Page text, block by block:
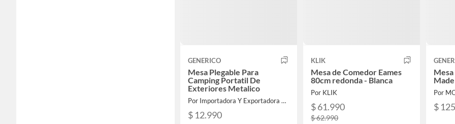
GENERICO
Mesa Plegable Para
Camping Portatil De
Exteriores Metalico
Por Importadora Y Exportadora Osmao Limitada
$ 12.990
KLIK
Mesa de Comedor Eames
80cm redonda - Blanca
Por KLIK
$ 61.990
$ 62.990
Por
$